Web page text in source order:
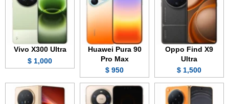
Oppo Find X9
Ultra
1,500 $
Huawei Pura 90
Pro Max
950 $
Vivo X300 Ultra
1,000 $